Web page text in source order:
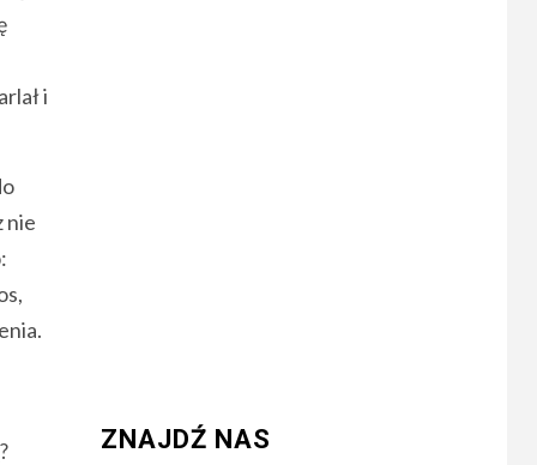
i
nie
ZNAJDŹ NAS